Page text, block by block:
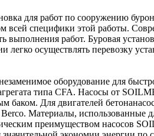
для работ по сооружению
специфики этой работы.
выполнения работ. Буровая
осуществлять перевозку
оборудование для
типа CFA. Насосы от
баком. Для двигателей
Материалы, использованные
преимуществом насосов